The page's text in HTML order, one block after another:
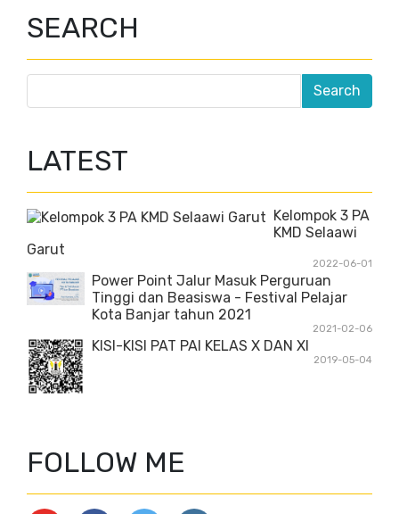
SEARCH
LATEST
Kelompok 3 PA
KMD Selaawi
Garut
2022-06-01
Power Point Jalur Masuk Perguruan
Tinggi dan Beasiswa - Festival Pelajar
Kota Banjar tahun 2021
2021-02-06
KISI-KISI PAT PAI KELAS X DAN XI
2019-05-04
FOLLOW ME